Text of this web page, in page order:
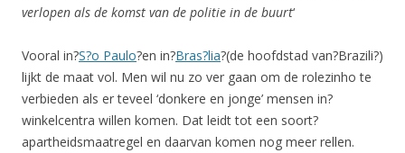
verlopen als de komst van de politie in de buurt‘
Vooral in?S?o Paulo?en in?Bras?lia?(de hoofdstad van?Brazili?)
lijkt de maat vol. Men wil nu zo ver gaan om de rolezinho te
verbieden als er teveel ‘donkere en jonge’ mensen in?
winkelcentra willen komen. Dat leidt tot een soort?
apartheidsmaatregel en daarvan komen nog meer rellen.